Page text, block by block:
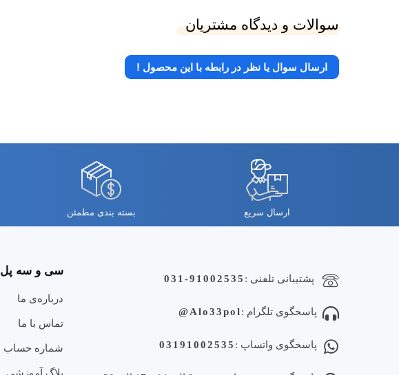
سوالات و دیدگاه مشتریان
ارسال سوال یا نظر در رابطه با این محصول !
ارسال سریع بسته بندی مطمئن
پشتیبانی تلفنی : 031-91002535
پاسخگوی تلگرام :Alo33pol@
پاسخگوی واتساپ : 03191002535
سی و سه پل
درباره‌ی ما
تماس با ما
شماره حساب